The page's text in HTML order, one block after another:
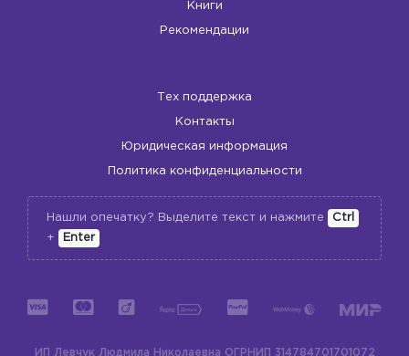
Книги
Рекомендации
Тех поддержка
Контакты
Юридическая информация
Политика конфиденциальности
Нашли опечатку? Выделите текст и нажмите
Ctrl
+
Enter
ИП Левчук Людмила Николаевна ОГРНИП 314784701701072